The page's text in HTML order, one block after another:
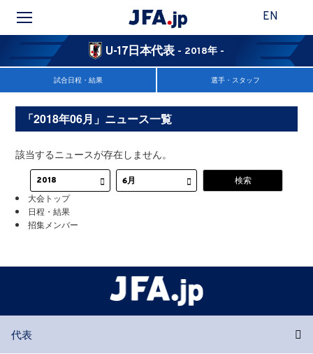
EN
U-17日本代表 - 2018年 -
試合日程・結果 選手・スタッフ
「2018年06月」ニュース一覧
該当するニュースが存在しません。
大会トップ
日程・結果
招集メンバー
代表